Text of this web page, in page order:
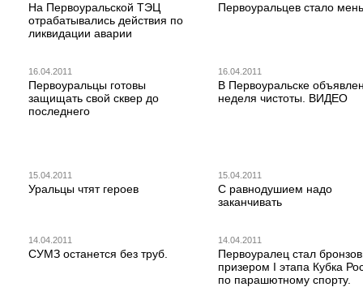
На Первоуральской ТЭЦ
отрабатывались действия по
ликвидации аварии
Первоуральцев стало
16.04.2011
Первоуральцы готовы
защищать свой сквер до
последнего
16.04.2011
В Первоуральске
неделя чистоты. ВИДЕО
15.04.2011
Уральцы чтят героев
15.04.2011
С равнодушием надо
заканчивать
14.04.2011
СУМЗ останется без труб.
14.04.2011
Первоуралец стал
призером I этапа Кубка
по парашютному спорту.